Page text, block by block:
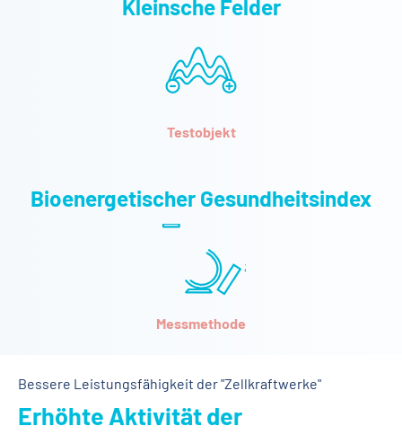
Kleinsche Felder
Testobjekt
Bioenergetischer Gesundheitsindex
Messmethode
Bessere Leistungsfähigkeit der "Zellkraftwerke"
Erhöhte Aktivität der